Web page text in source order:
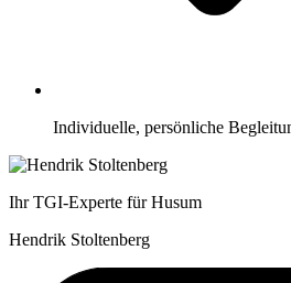
Individuelle, persönliche
Ihr TGI-Experte für Husum
Hendrik Stoltenberg